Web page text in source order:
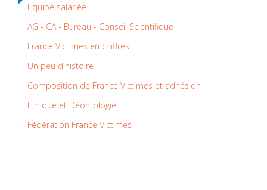
Equipe salariée
AG - CA - Bureau - Conseil Scientifique
France Victimes en chiffres
Un peu d'histoire
Composition de France Victimes et adhésion
Ethique et Déontologie
Fédération France Victimes